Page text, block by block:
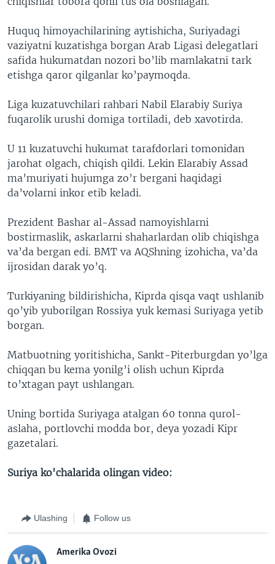
Huquq himoyachilarining aytishicha, Suriyadagi
vaziyatni kuzatishga borgan Arab Ligasi delegatlari
safida hukumatdan nozori bo’lib mamlakatni tark
etishga qaror qilganlar ko’paymoqda.
Liga kuzatuvchilari rahbari Nabil Elarabiy Suriya
fuqarolik urushi domiga tortiladi, deb xavotirda.
U 11 kuzatuvchi hukumat tarafdorlari tomonidan
jarohat olgach, chiqish qildi. Lekin Elarabiy Assad
ma’muriyati hujumga zo’r bergani haqidagi
da’volarni inkor etib keladi.
Prezident Bashar al-Assad namoyishlarni
bostirmaslik, askarlarni shaharlardan olib chiqishga
va’da bergan edi. BMT va AQShning izohicha, va’da
ijrosidan darak yo’q.
Turkiyaning bildirishicha, Kiprda qisqa vaqt ushlanib
qo’yib yuborilgan Rossiya yuk kemasi Suriyaga yetib
borgan.
Matbuotning yoritishicha, Sankt-Piterburgdan yo’lga
chiqqan bu kema yonilg’i olish uchun Kiprda
to’xtagan payt ushlangan.
Uning bortida Suriyaga atalgan 60 tonna qurol-
aslaha, portlovchi modda bor, deya yozadi Kipr
gazetalari.
Suriya ko'chalarida olingan video:
Ulashing Follow us
Amerika Ovozi